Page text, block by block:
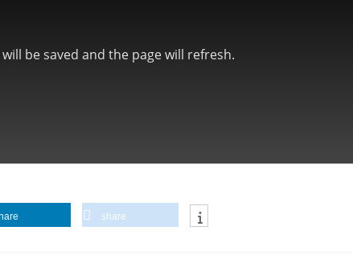
be saved and the page will refresh.
share